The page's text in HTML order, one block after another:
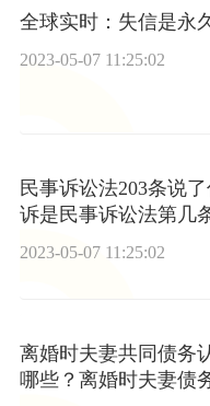
全球实时：失信是永
2023-05-07 11:25:02
民事诉讼法203条说
诉是民事诉讼法第几
2023-05-07 11:25:02
离婚时夫妻共同债务
哪些？离婚时夫妻债